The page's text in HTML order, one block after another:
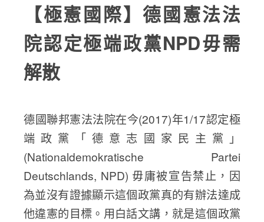
【極憲國際】德國憲法法
院認定極端政黨NPD毋需
解散
德國聯邦憲法法院在今(2017)年1/17認定極
端政黨「德意志國家民主黨」
(Nationaldemokratische Partei
Deutschlands, NPD) 毋庸被宣告禁止，因
為並沒有證據顯示這個政黨真的有辦法達成
他違憲的目標。用白話文講，就是這個政黨